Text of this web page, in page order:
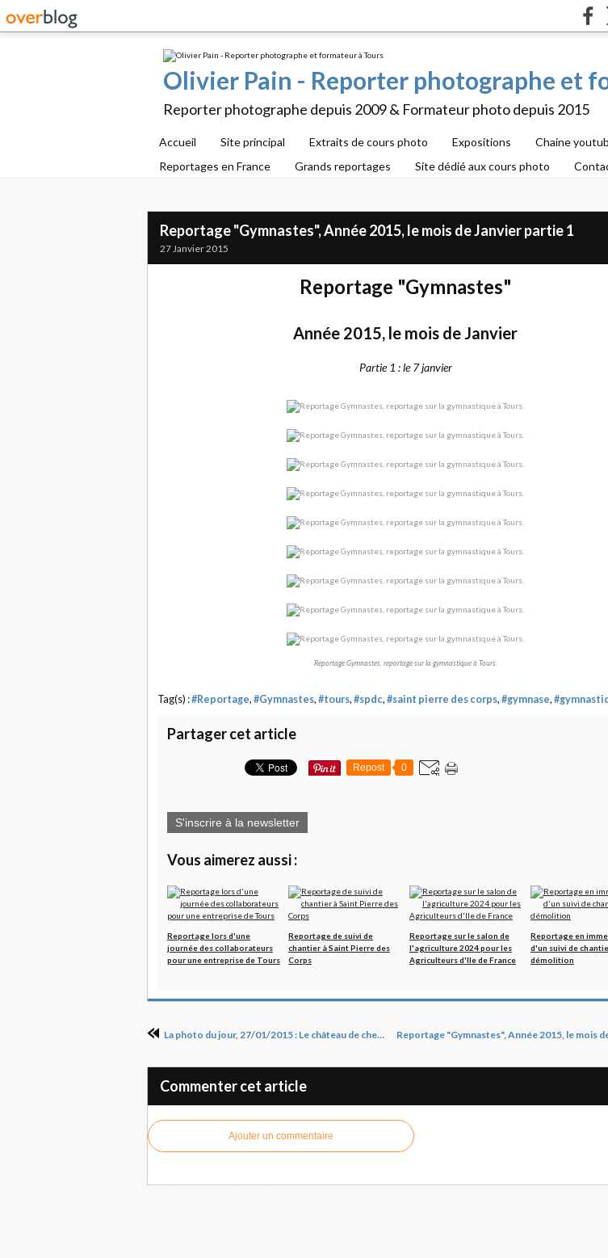
Olivier Pain - Reporter photographe et
Reporter photographe depuis 2009 & Formateur photo depuis 2015
Accueil Site principal Extraits de cours photo Expositions
Chaine
Reportages en France
Grands reportages Site dédié aux cours photo
Reportage "Gymnastes", Année 2015, le mois de Janvier partie 1
27 Janvier 2015
Reportage "Gymnastes"
Année 2015, le mois de Janvier
Partie 1 : le 7 janvier
Reportage Gymnastes, reportage sur la gymnastique à Tours.
Tag(s) :#Reportage, #Gymnastes, #tours, #spdc, #saint pierre des corps, #gymnase,
Partager cet article
Repost 0
S'inscrire à la newsletter
Vous aimerez aussi :
Reportage lors d'une
journée des collaborateurs
pour une entreprise de Tours
Reportage de suivi de
chantier à Saint Pierre des
Corps
Reportage sur le salon de
l'agriculture 2024 pour les
Agriculteurs d'Ile de France
Reportage en
d'un suivi de
démolition
La photo du jour, 27/01/2015 : Le château de chenonceau
Commenter cet article
Ajouter un commentaire